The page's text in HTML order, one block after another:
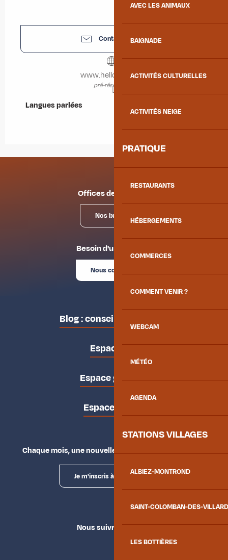
AVEC LES ANIMAUX
BAIGNADE
ACTIVITÉS CULTURELLES
ACTIVITÉS NEIGE
PRATIQUE
RESTAURANTS
HÉBERGEMENTS
COMMERCES
COMMENT VENIR ?
WEBCAM
MÉTÉO
AGENDA
STATIONS VILLAGES
ALBIEZ-MONTROND
SAINT-COLOMBAN-DES-
LES BOTTIÈRES
Contactez-nous
www.helloasso.com
pré-réservation
Langues parlées
Langues parlées
Offices de tourisme
Nos bureaux
Besoin d'un conseil ?
Nous contacter
Blog : conseils des locaux
Espace pro
Espace groupes
Espace presse
Chaque mois, une nouvelle façon d'explorer la vallée.
Je m'inscris à la newsletter
Nous suivre